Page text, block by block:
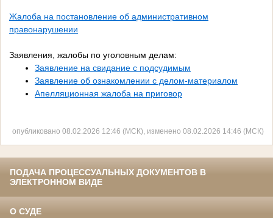
Жалоба на постановление об административном
правонарушении
Заявления, жалобы по уголовным делам:
Заявление на свидание с подсудимым
Заявление об ознакомлении с делом-материалом
Апелляционная жалоба на приговор
опубликовано 08.02.2026 12:46 (МСК), изменено 08.02.2026 14:46 (МСК)
ПОДАЧА ПРОЦЕССУАЛЬНЫХ ДОКУМЕНТОВ В
ЭЛЕКТРОННОМ ВИДЕ
О СУДЕ